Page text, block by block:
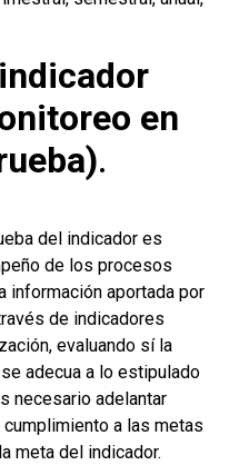
en
.
del indicador es
de los procesos
información aportada por
de indicadores
evaluando sí la
adecua a lo estipulado
necesario adelantar
a las metas
meta del indicador.